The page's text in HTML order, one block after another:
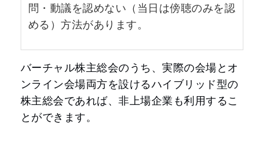
問・動議を認めない（当日は傍聴のみを認
める）方法があります。
バーチャル株主総会のうち、実際の会場とオ
ンライン会場両方を設けるハイブリッド型の
株主総会であれば、非上場企業も利用するこ
とができます。